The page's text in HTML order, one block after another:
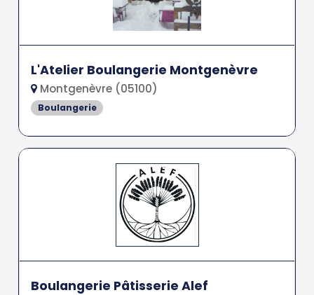
L'Atelier Boulangerie Montgenèvre
Montgenèvre (05100)
Boulangerie
Boulangerie Pâtisserie Alef